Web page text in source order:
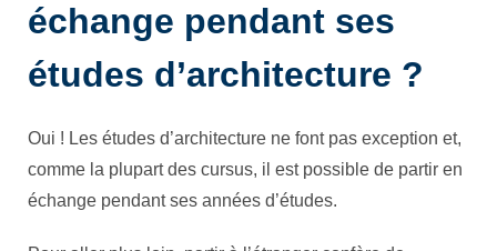
échange pendant ses
études d’architecture ?
Oui ! Les études d’architecture ne font pas exception et,
comme la plupart des cursus, il est possible de partir en
échange pendant ses années d’études.